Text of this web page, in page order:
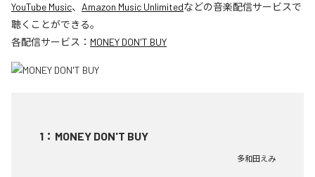
YouTube Music、 Amazon Music Unlimitedなどの音楽配信サービスで
聴くことができる。
各配信サービス： MONEY DON'T BUY
1 ： MONEY DON'T BUY
多和田えみ